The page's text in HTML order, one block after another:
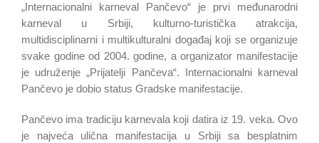
„Internacionalni karneval Pančevo“ je prvi međunarodni
karneval u Srbiji, kulturno-turistička atrakcija,
multidisciplinarni i multikulturalni događaj koji se organizuje
svake godine od 2004. godine, a organizator manifestacije
je udruženje „Prijatelji Pančeva“. Internacionalni karneval
Pančevo je dobio status Gradske manifestacije.
Pančevo ima tradiciju karnevala koji datira iz 19. veka. Ovo
je najveća ulična manifestacija u Srbiji sa besplatnim